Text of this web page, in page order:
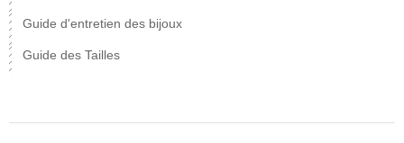
Guide d'entretien des bijoux
Guide des Tailles